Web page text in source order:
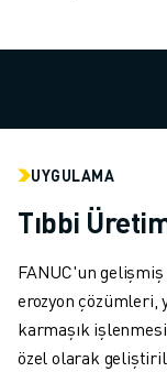
IIOT ÇÖZÜMLERI
ÜRÜN KAYDI » FANUC
ENDÜSTRILER
HAVACILIK
OTOMOTIV
ELEKTRIKLI ARAÇLAR
ELEKTRONIK
UYGULAMA
Tıbbi
FANUC'un
erozyon çözümleri,
karmaşık
özel olarak